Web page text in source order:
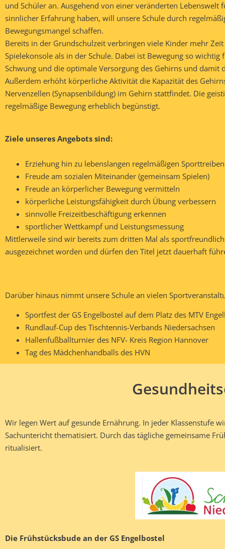
und Schüler an. Ausgehend von einer veränderten
sinnlicher Erfahrung haben, will unsere Schule durch
Bewegungsmangel schaffen.
Bereits in der Grundschulzeit verbringen viele Kinder mehr
Spielekonsole als in der Schule. Dabei ist Bewegung so
Schwung und die optimale Versorgung des Gehirns und
Außerdem erhöht körperliche Aktivität die Kapazität des
Nervenzellen (Synapsenbildung) im Gehirn stattfindet. Die
regelmäßige Bewegung erheblich begünstigt.
Ziele unseres Angebots sind:
Erziehung hin zu lebenslangen regelmäßigen Sporttreiben
Freude am sozialen Miteinander (gemeinsam Spielen)
Freude an körperlicher Bewegung vermitteln
körperliche Leistungsfähigkeit durch Übung verbessern
sinnvolle Freizeitbeschäftigung erkennen
sportlicher Wettkampf und Leistungsmessung
Mittlerweile sind wir bereits zum dritten Mal als
ausgezeichnet worden und dürfen den Titel jetzt dauerhaft
Darüber hinaus nimmt unsere Schule an vielen
Sportfest der GS Engelbostel auf dem Platz des MTV
Rundlauf-Cup des Tischtennis-Verbands Niedersachsen
Hallenfußballturnier des NFV- Kreis Region Hannover
Tag des Mädchenhandballs des HVN
Wir legen Wert auf gesunde Ernährung. In jeder Klassenstufe
Sachuntericht thematisiert. Durch das tägliche gemeinsame
ritualisiert.
Die Frühstücksbude an der GS Engelbostel